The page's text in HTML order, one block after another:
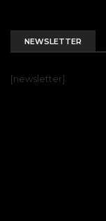
NEWSLETTER
[newsletter]